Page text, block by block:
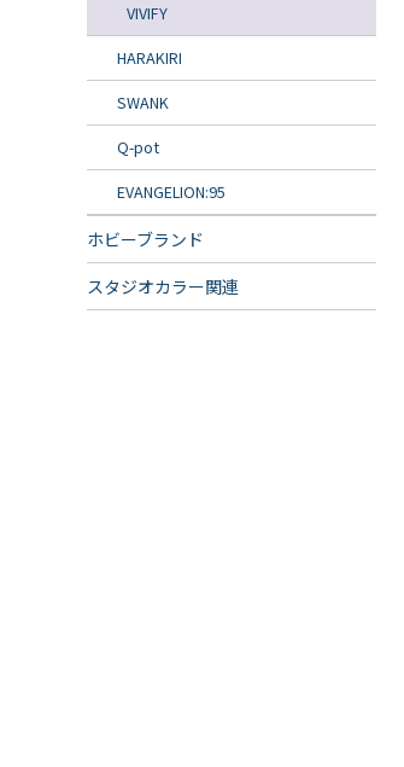
VIVIFY
HARAKIRI
SWANK
Q-pot
EVANGELION:95
ホビーブランド
スタジオカラー関連